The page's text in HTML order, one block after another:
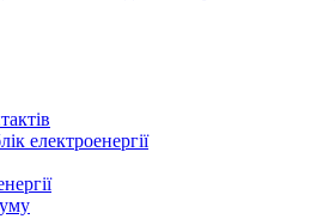
електроенергії